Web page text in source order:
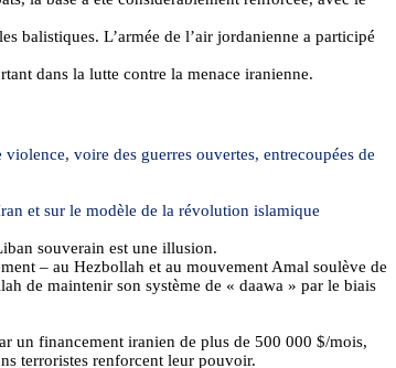
balistiques. L’armée de l’air jordanienne a participé
dans la lutte contre la menace iranienne.
voire des guerres ouvertes, entrecoupées de
et sur le modèle de la révolution islamique
souverain est une illusion.
– au Hezbollah et au mouvement Amal soulève de
de maintenir son système de « daawa » par le biais
un financement iranien de plus de 500 000 $/mois,
terroristes renforcent leur pouvoir.